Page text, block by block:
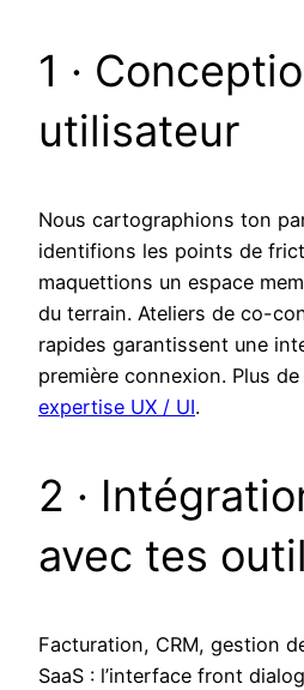
1 ·
utilisateur
Nous cartographions ton
identifions les points de
maquettions un espace
du terrain. Ateliers de co-
rapides garantissent une
première connexion. Plus
expertise UX / UI.
2 ·
avec tes
Facturation, CRM, gestion
SaaS : l’interface front